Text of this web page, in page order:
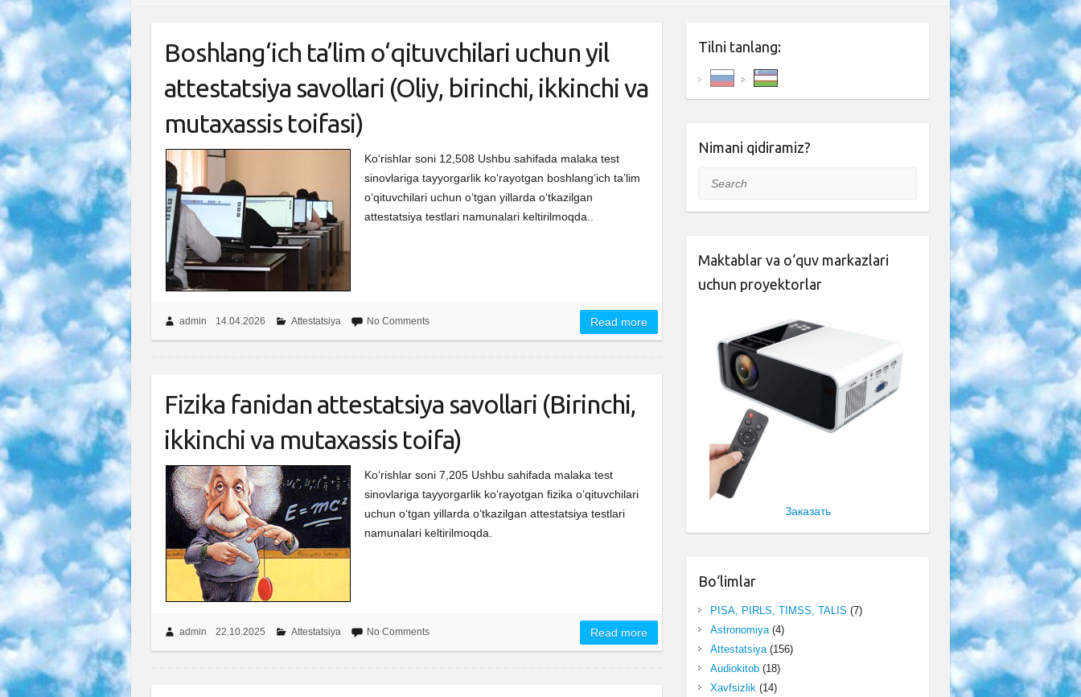
Boshlang‘ich ta’lim o‘qituvchilari uchun yil
attestatsiya savollari (Oliy, birinchi, ikkinchi va
mutaxassis toifasi)
Ko‘rishlar soni 12,508 Ushbu sahifada malaka test
sinovlariga tayyorgarlik ko‘rayotgan boshlang‘ich ta’lim
o‘qituvchilari uchun o‘tgan yillarda o‘tkazilgan
attestatsiya testlari namunalari keltirilmoqda..
admin 14.04.2026 Attestatsiya No Comments Read more
Fizika fanidan attestatsiya savollari (Birinchi,
ikkinchi va mutaxassis toifa)
Ko‘rishlar soni 7,205 Ushbu sahifada malaka test
sinovlariga tayyorgarlik ko‘rayotgan fizika o‘qituvchilari
uchun o‘tgan yillarda o‘tkazilgan attestatsiya testlari
namunalari keltirilmoqda.
admin 22.10.2025 Attestatsiya No Comments Read more
Tilni tanlang:
Nimani qidiramiz?
Search
Maktablar va o‘quv markazlari
uchun proyektorlar
Заказать
Bo‘limlar
PISA, PIRLS, TIMSS, TALIS (7)
Astronomiya(4)
Attestatsiya(156)
Audiokitob(18)
Xavfsizlik(14)